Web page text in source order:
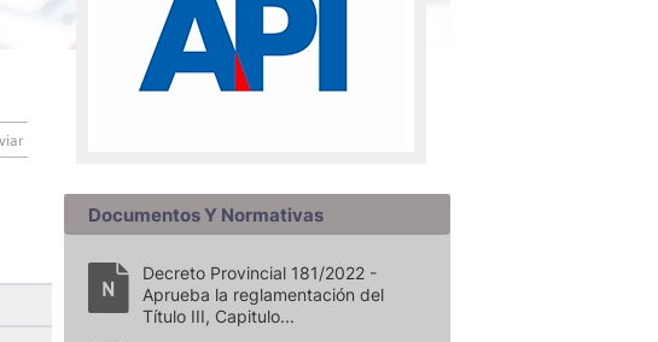
Documentos Y Normativas
Decreto Provincial 181/2022 -
Aprueba la reglamentación del
Título III, Capitulo...